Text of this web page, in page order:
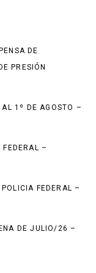
DE
PRESIÓN
1º DE AGOSTO –
FEDERAL –
FEDERAL –
DE JULIO/26 –